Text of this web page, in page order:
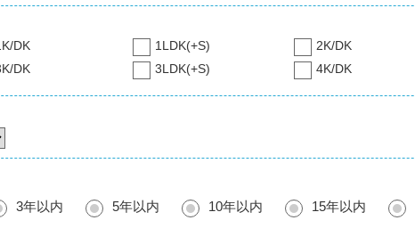
DK 1LDK(+S) 2K/DK
DK
3LDK(+S) 4K/DK
3年以内 5年以内 10年以内 15年以内